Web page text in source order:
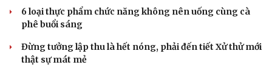
check-in
Cửa sổ tình yêu
Hạt giống tâm hồn
6 loại thực phẩm chức năng không nên uống cùng cà
phê buổi sáng
Đừng tưởng lập thu là hết nóng, phải đến tiết Xử thử mới
thật sự mát mẻ